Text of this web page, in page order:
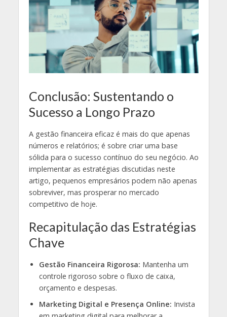
Conclusão: Sustentando o
Sucesso a Longo Prazo
A gestão financeira eficaz é mais do que apenas
números e relatórios; é sobre criar uma base
sólida para o sucesso contínuo do seu negócio. Ao
implementar as estratégias discutidas neste
artigo, pequenos empresários podem não apenas
sobreviver, mas prosperar no mercado
competitivo de hoje.
Recapitulação das Estratégias
Chave
Gestão Financeira Rigorosa: Mantenha um
controle rigoroso sobre o fluxo de caixa,
orçamento e despesas.
Marketing Digital e Presença Online: Invista